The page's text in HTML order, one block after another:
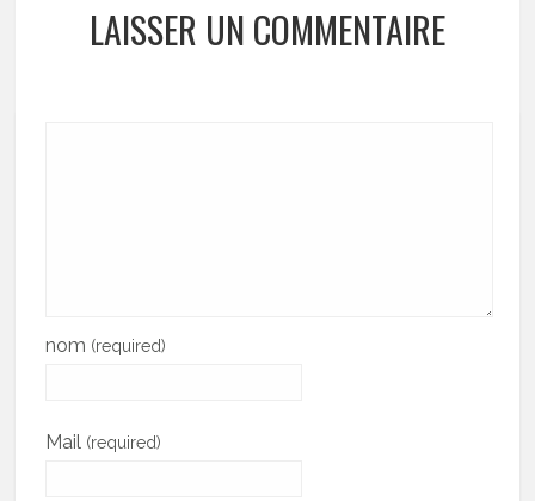
LAISSER UN COMMENTAIRE
nom (required)
Mail (required)